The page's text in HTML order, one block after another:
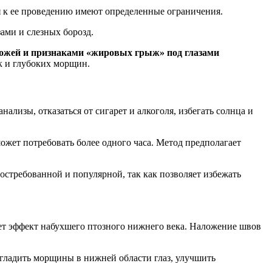
к ее проведению имеют определенные ограничения.
и слезных борозд.
и признаками «жировых грыж» под глазами
и глубоких морщин.
отказаться от сигарет и алкоголя, избегать солнца и
потребовать более одного часа. Метод предполагает
и популярной, так как позволяет избежать
эффект набухшего птозного нижнего века. Наложение швов
морщины в нижней области глаз, улучшить